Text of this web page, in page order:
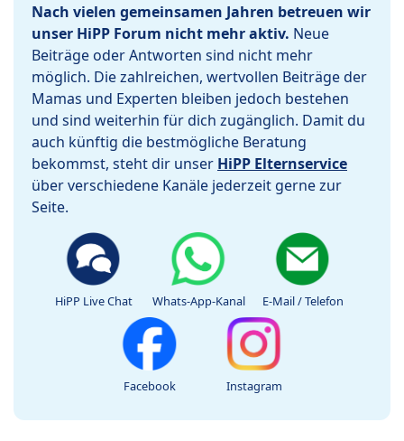
Nach vielen gemeinsamen Jahren betreuen wir
unser HiPP Forum nicht mehr aktiv. Neue
Beiträge oder Antworten sind nicht mehr
möglich. Die zahlreichen, wertvollen Beiträge der
Mamas und Experten bleiben jedoch bestehen
und sind weiterhin für dich zugänglich. Damit du
auch künftig die bestmögliche Beratung
bekommst, steht dir unser HiPP Elternservice
über verschiedene Kanäle jederzeit gerne zur
Seite.
HiPP Live Chat Whats-App-Kanal E-Mail / Telefon
Facebook Instagram